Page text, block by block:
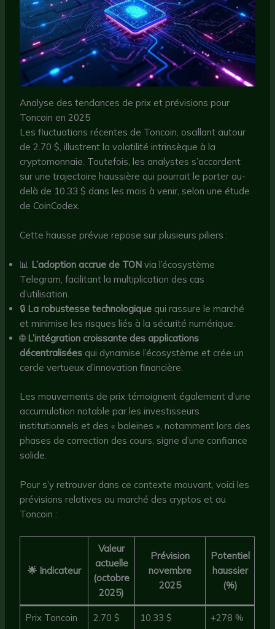
Analyse des tendances de prix et prévisions pour
Toncoin en 2025
Les fluctuations récentes de Toncoin, oscillant autour
de 2.70 $, illustrent la volatilité intrinsèque à la
cryptomonnaie. Toutefois, les analystes s’accordent
sur une trajectoire haussière qui pourrait le porter au-
delà de 10.33 $ dans les mois à venir, selon une étude
de CoinCodex.
Cette hausse prévue repose sur plusieurs piliers :
📊 L’adoption accrue de TON via l’écosystème
Telegram, facilitant la multiplication des cas
d’utilisation.
🔒 La robustesse technologique qui rassure le marché
et minimise les risques liés à la sécurité numérique.
🌐 L’intégration croissante des applications
décentralisées qui dynamise l’écosystème et crée un
cercle vertueux d’innovation financière.
Les mouvements de prix témoignent également d’une
accumulation notable par les investisseurs
institutionnels et des « baleines », notamment lors des
phases de correction des cours, signe d’une confiance
solide.
Pour s’y retrouver dans ce contexte mouvant, voici les
prévisions relatives au marché des cryptos et au
Toncoin :
🌟 Indicateur
Valeur
actuelle
(octobre
2025)
Prévision
novembre
2025
Potentiel
haussier
(%)
Prix Toncoin 2.70 $ 10.33 $ +278 %